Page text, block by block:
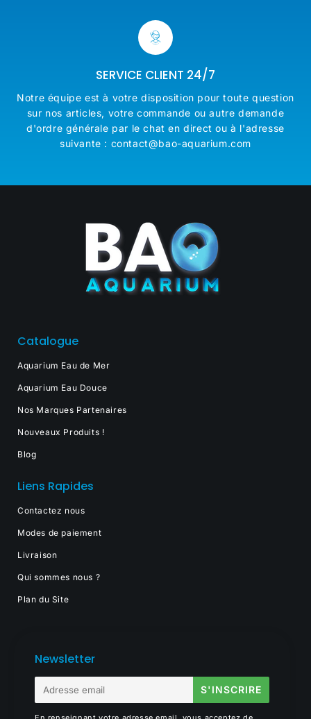
SERVICE CLIENT 24/7
Notre équipe est à votre disposition pour toute question
sur nos articles, votre commande ou autre demande
d'ordre générale par le chat en direct ou à l'adresse
suivante : contact@bao-aquarium.com
Catalogue
Aquarium Eau de Mer
Aquarium Eau Douce
Nos Marques Partenaires
Nouveaux Produits !
Blog
Liens Rapides
Contactez nous
Modes de paiement
Livraison
Qui sommes nous ?
Plan du Site
Newsletter
mail
S'INSCRIRE